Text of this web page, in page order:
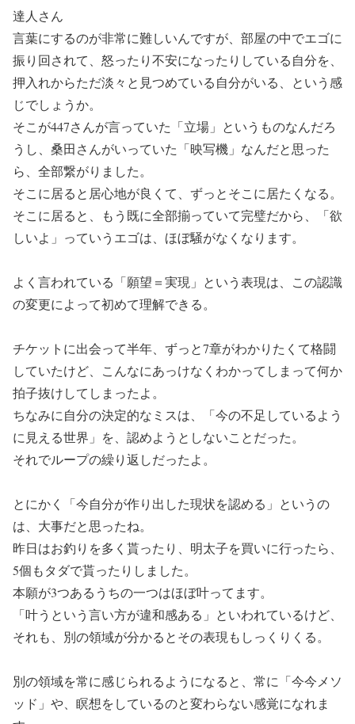
達人さん
言葉にするのが非常に難しいんですが、部屋の中でエゴに
振り回されて、怒ったり不安になったりしている自分を、
押入れからただ淡々と見つめている自分がいる、という感
じでしょうか。
そこが447さんが言っていた「立場」というものなんだろ
うし、桑田さんがいっていた「映写機」なんだと思った
ら、全部繋がりました。
そこに居ると居心地が良くて、ずっとそこに居たくなる。
そこに居ると、もう既に全部揃っていて完璧だから、「欲
しいよ」っていうエゴは、ほぼ騒がなくなります。
よく言われている「願望＝実現」という表現は、この認識
の変更によって初めて理解できる。
チケットに出会って半年、ずっと7章がわかりたくて格闘
していたけど、こんなにあっけなくわかってしまって何か
拍子抜けしてしまったよ。
ちなみに自分の決定的なミスは、「今の不足しているよう
に見える世界」を、認めようとしないことだった。
それでループの繰り返しだったよ。
とにかく「今自分が作り出した現状を認める」というの
は、大事だと思ったね。
昨日はお釣りを多く貰ったり、明太子を買いに行ったら、
5個もタダで貰ったりしました。
本願が3つあるうちの一つはほぼ叶ってます。
「叶うという言い方が違和感ある」といわれているけど、
それも、別の領域が分かるとその表現もしっくりくる。
別の領域を常に感じられるようになると、常に「今今メソ
ッド」や、瞑想をしているのと変わらない感覚になれま